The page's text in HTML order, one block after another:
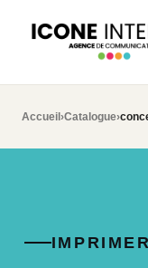
Accueil ›Catalogue›